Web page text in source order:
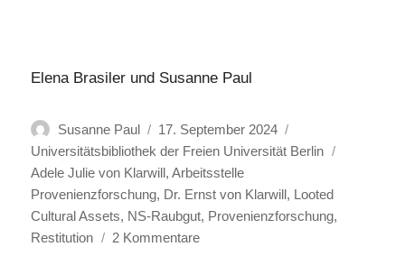
Elena Brasiler und Susanne Paul
Autor
Susanne Paul
Veröffentlicht
am
17. September 2024
Universitätsbibliothek der Freien Universität Berlin
Adele Julie von Klarwill,Arbeitsstelle
Provenienzforschung, Dr. Ernst von Klarwill, Looted
Cultural Assets, NS-Raubgut, Provenienzforschung,
Restitution
2 Kommentarezu